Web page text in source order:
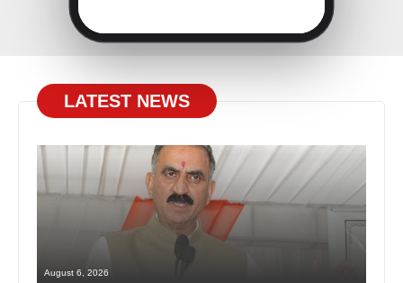
LATEST NEWS
August 6, 2026